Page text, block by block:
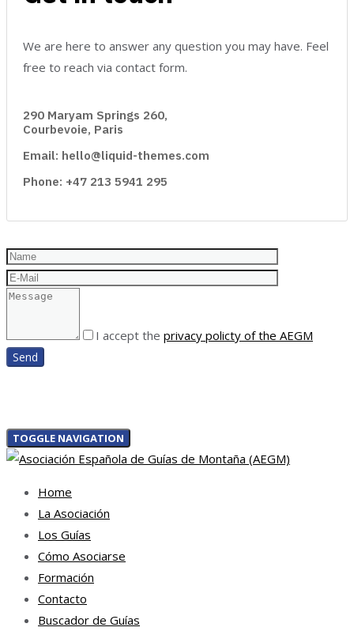
We are here to answer any question you may have. Feel
free to reach via contact form.
290 Maryam Springs 260,
Courbevoie, Paris
Email: hello@liquid-themes.com
Phone: +47 213 5941 295
I accept the privacy policty of the AEGM
TOGGLE NAVIGATION
Home
La Asociación
Los Guías
Cómo Asociarse
Formación
Contacto
Buscador de Guías